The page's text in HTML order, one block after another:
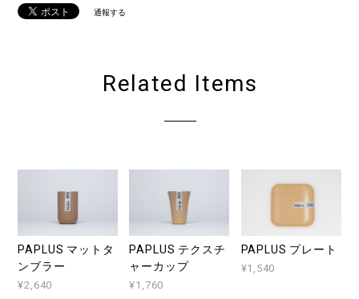
通報する
Related Items
PAPLUS マットタ
ンブラー
¥2,640
PAPLUS テクスチ
ャーカップ
¥1,760
PAPLUS プレート
¥1,540